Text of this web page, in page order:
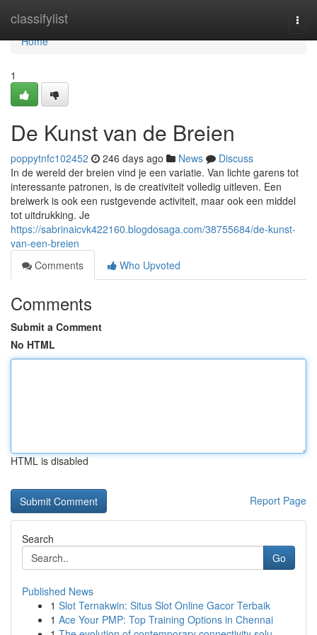
classifylist
Home
Home
1
De Kunst van de Breien
poppytnfc102452 246 days ago News
Discuss
In de wereld der breien vind je een variatie. Van lichte garens tot
interessante patronen, is de creativiteit volledig uitleven. Een
breiwerk is ook een rustgevende activiteit, maar ook een middel
tot uitdrukking. Je
https://sabrinaicvk422160.blogdosaga.com/38755684/de-kunst-
van-een-breien
Comments
Who Upvoted
Comments
Submit a Comment
No HTML
HTML is disabled
Report Page
Search
Go
Published News
1 Slot Ternakwin: Situs Slot Online Gacor Terbaik
1 Ace Your PMP: Top Training Options in Chennai